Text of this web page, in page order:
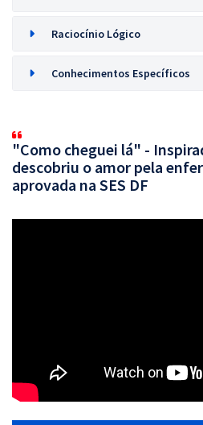
Raciocínio Lógico
Conhecimentos Específicos
"Como cheguei lá" -
descobriu o amor pela
aprovada na SES DF